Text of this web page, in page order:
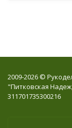
2009-2026 ©
"Питковская
311701735300216